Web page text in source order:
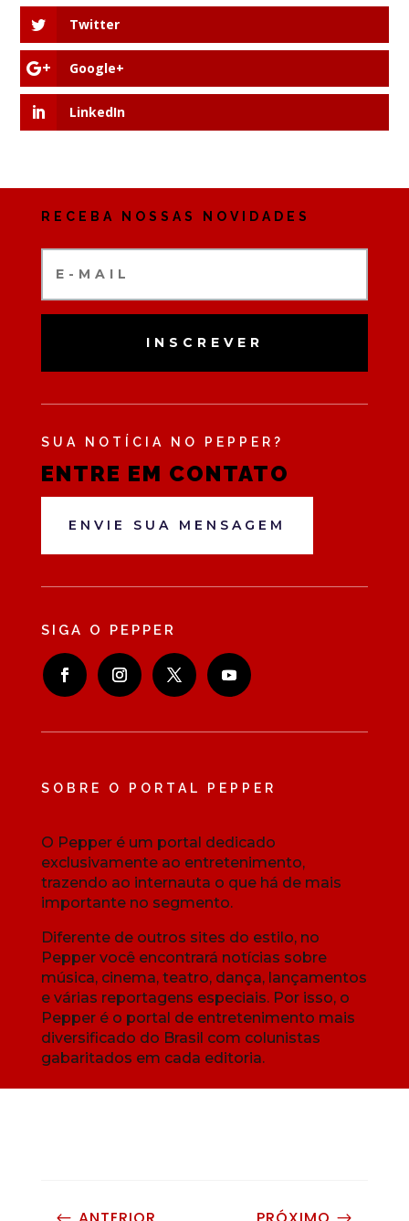
Twitter
Google+
LinkedIn
RECEBA NOSSAS NOVIDADES
INSCREVER
SUA NOTÍCIA NO PEPPER?
ENTRE EM CONTATO
ENVIE SUA MENSAGEM
SIGA O PEPPER
SOBRE O PORTAL PEPPER
O Pepper é um portal dedicado
exclusivamente ao entretenimento,
trazendo ao internauta o que há de mais
importante no segmento.
Diferente de outros sites do estilo, no
Pepper você encontrará notícias sobre
música, cinema, teatro, dança, lançamentos
e várias reportagens especiais. Por isso, o
Pepper é o portal de entretenimento mais
diversificado do Brasil com colunistas
gabaritados em cada editoria.